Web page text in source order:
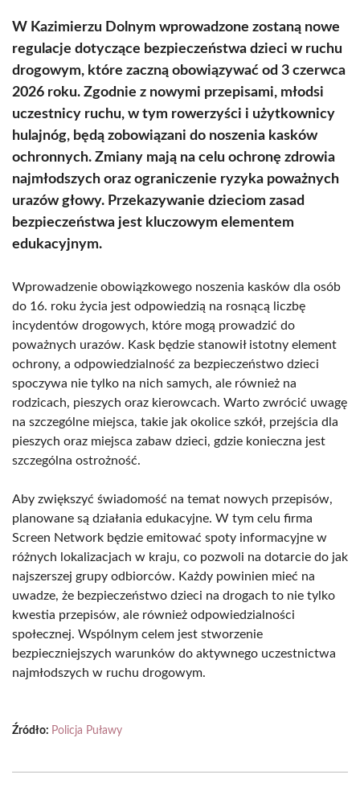
W Kazimierzu Dolnym wprowadzone zostaną nowe
regulacje dotyczące bezpieczeństwa dzieci w ruchu
drogowym, które zaczną obowiązywać od 3 czerwca
2026 roku. Zgodnie z nowymi przepisami, młodsi
uczestnicy ruchu, w tym rowerzyści i użytkownicy
hulajnóg, będą zobowiązani do noszenia kasków
ochronnych. Zmiany mają na celu ochronę zdrowia
najmłodszych oraz ograniczenie ryzyka poważnych
urazów głowy. Przekazywanie dzieciom zasad
bezpieczeństwa jest kluczowym elementem
edukacyjnym.
Wprowadzenie obowiązkowego noszenia kasków dla osób
do 16. roku życia jest odpowiedzią na rosnącą liczbę
incydentów drogowych, które mogą prowadzić do
poważnych urazów. Kask będzie stanowił istotny element
ochrony, a odpowiedzialność za bezpieczeństwo dzieci
spoczywa nie tylko na nich samych, ale również na
rodzicach, pieszych oraz kierowcach. Warto zwrócić uwagę
na szczególne miejsca, takie jak okolice szkół, przejścia dla
pieszych oraz miejsca zabaw dzieci, gdzie konieczna jest
szczególna ostrożność.
Aby zwiększyć świadomość na temat nowych przepisów,
planowane są działania edukacyjne. W tym celu firma
Screen Network będzie emitować spoty informacyjne w
różnych lokalizacjach w kraju, co pozwoli na dotarcie do jak
najszerszej grupy odbiorców. Każdy powinien mieć na
uwadze, że bezpieczeństwo dzieci na drogach to nie tylko
kwestia przepisów, ale również odpowiedzialności
społecznej. Wspólnym celem jest stworzenie
bezpieczniejszych warunków do aktywnego uczestnictwa
najmłodszych w ruchu drogowym.
Źródło: Policja Puławy